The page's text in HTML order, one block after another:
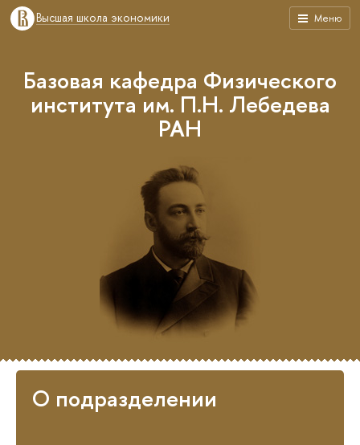
Меню
Высшая школа экономики
Базовая кафедра Физического
института им. П.Н. Лебедева
РАН
О подразделении